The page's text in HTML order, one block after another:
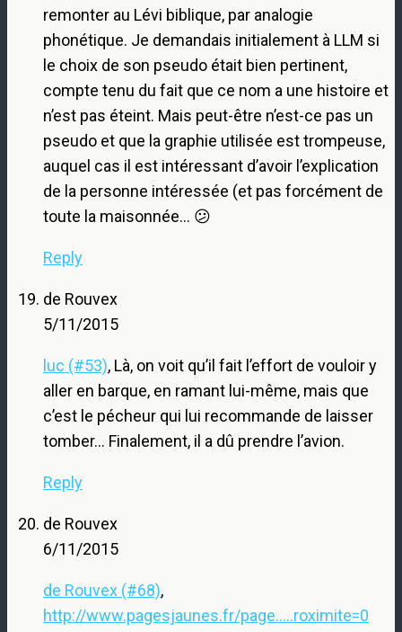
remonter au Lévi biblique, par analogie
phonétique. Je demandais initialement à LLM si
le choix de son pseudo était bien pertinent,
compte tenu du fait que ce nom a une histoire et
n’est pas éteint. Mais peut-être n’est-ce pas un
pseudo et que la graphie utilisée est trompeuse,
auquel cas il est intéressant d’avoir l’explication
de la personne intéressée (et pas forcément de
toute la maisonnée… 😕
Reply
de Rouvex
5/11/2015
luc (#53), Là, on voit qu’il fait l’effort de vouloir y
aller en barque, en ramant lui-même, mais que
c’est le pécheur qui lui recommande de laisser
tomber… Finalement, il a dû prendre l’avion.
Reply
de Rouvex
6/11/2015
de Rouvex (#68),
http://www.pagesjaunes.fr/page.....roximite=0